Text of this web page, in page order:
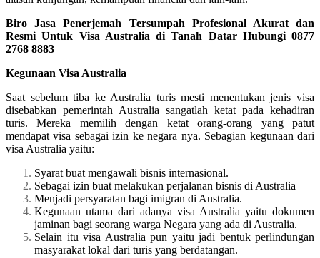
Biro Jasa Penerjemah Tersumpah Profesional Akurat dan
Resmi Untuk Visa Australia di Tanah Datar Hubungi 0877
2768 8883
Kegunaan Visa Australia
Saat sebelum tiba ke Australia turis mesti menentukan jenis visa
disebabkan pemerintah Australia sangatlah ketat pada kehadiran
turis. Mereka memilih dengan ketat orang-orang yang patut
mendapat visa sebagai izin ke negara nya. Sebagian kegunaan dari
visa Australia yaitu:
Syarat buat mengawali bisnis internasional.
Sebagai izin buat melakukan perjalanan bisnis di Australia
Menjadi persyaratan bagi imigran di Australia.
Kegunaan utama dari adanya visa Australia yaitu dokumen
jaminan bagi seorang warga Negara yang ada di Australia.
Selain itu visa Australia pun yaitu jadi bentuk perlindungan
masyarakat lokal dari turis yang berdatangan.